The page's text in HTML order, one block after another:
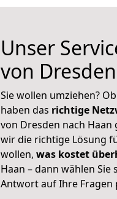
Unser
von
Sie wollen umziehen?
haben das richtige
von Dresden nach Haan
wir die richtige Lösung
wollen, was kostet
Haan – dann wählen
Antwort auf Ihre Fragen